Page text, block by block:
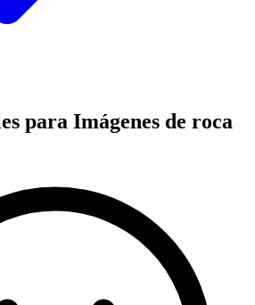
para Imágenes de roca